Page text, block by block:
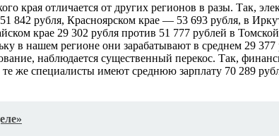
края отличается от других регионов в разы. Так,
842 рубля, Красноярском крае — 53 693 рубля, в
крае 29 302 рубля против 51 777 рублей в
в нашем регионе они зарабатывают в среднем 29
наблюдается существенный перекос. Так,
же специалисты имеют среднюю зарплату 70 289